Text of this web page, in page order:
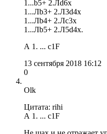
1...b5+ 2.Лd6x
1...Лb3+ 2.Л3d4x
1...Лb4+ 2.Лс3x
1...Лb5+ 2.Л5d4x.
А 1. ... с1F
13 сентября 2018 16:12
0
Olk
Цитата: rihi
А 1. ... с1F